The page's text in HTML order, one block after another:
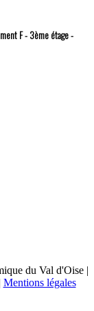
F - 3ème étage -
du Val d'Oise |
Mentions légales